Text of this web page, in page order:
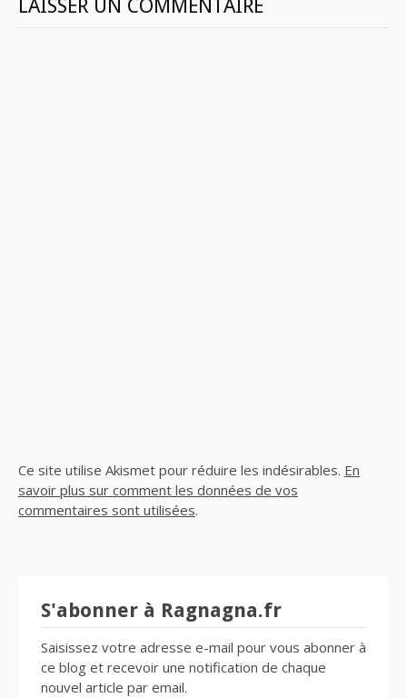
LAISSER UN COMMENTAIRE
Ce site utilise Akismet pour réduire les indésirables. En
savoir plus sur comment les données de vos
commentaires sont utilisées.
S'abonner à Ragnagna.fr
Saisissez votre adresse e-mail pour vous abonner à
ce blog et recevoir une notification de chaque
nouvel article par email.